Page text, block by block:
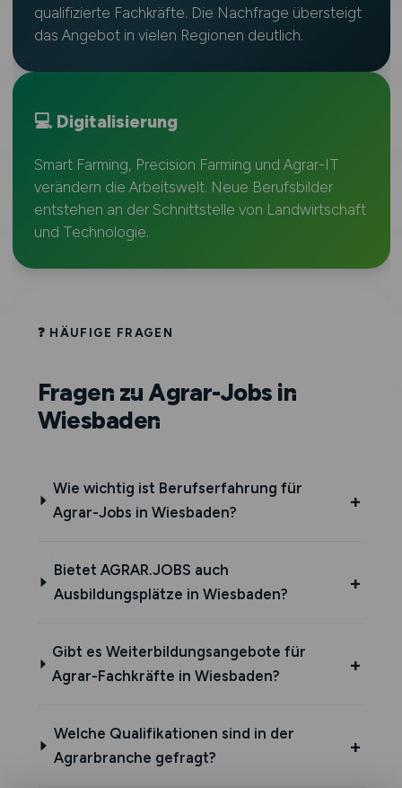
qualifizierte Fachkräfte. Die Nachfrage übersteigt
das Angebot in vielen Regionen deutlich.
💻 Digitalisierung
Smart Farming, Precision Farming und Agrar-IT
verändern die Arbeitswelt. Neue Berufsbilder
entstehen an der Schnittstelle von Landwirtschaft
und Technologie.
❓ HÄUFIGE FRAGEN
Fragen zu Agrar-Jobs in
Wiesbaden
Wie wichtig ist Berufserfahrung für
Agrar-Jobs in Wiesbaden?
Bietet AGRAR.JOBS auch
Ausbildungsplätze in Wiesbaden?
Gibt es Weiterbildungsangebote für
Agrar-Fachkräfte in Wiesbaden?
Welche Qualifikationen sind in der
Agrarbranche gefragt?